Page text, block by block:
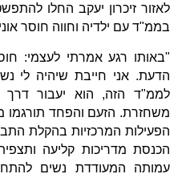
לאזור זיכרון יעקב החלו
בממ"ד עם ילדיה וחווה חוסר
"באותו רגע אמרתי לעצמי:
הדעת. אני חייבת שיהיה לי
לממ"ד הזה, הוא יעבור
משחזרת. הזעם והפחד
הפעילות המרכזיות בהקלת
הכנסת מדריכות קליעה
עמותה המעודדת נשים